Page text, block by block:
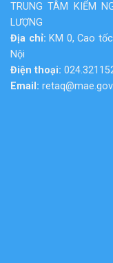
TRUNG TÂM KIỂM
LƯỢNG
Địa chỉ: KM 0, Cao
Nội
Điện thoại:
Email: